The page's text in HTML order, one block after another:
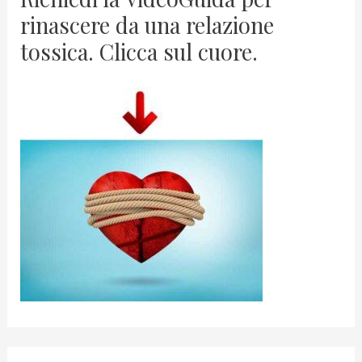
rinascere da una relazione
tossica. Clicca sul cuore.